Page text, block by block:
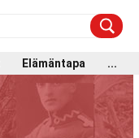
Elämäntapa ...